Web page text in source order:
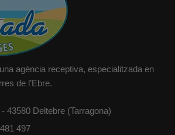
agència receptiva, especialitzada en
de l’Ebre.
43580 Deltebre (Tarragona)
497